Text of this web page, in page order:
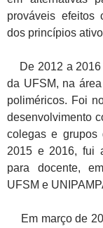
prováveis efeitos
dos princípios
De 2012 a 2016
da UFSM, na
poliméricos. Foi
desenvolvimento
colegas e grupos
2015 e 2016, fui
para docente,
UFSM e
Em março de